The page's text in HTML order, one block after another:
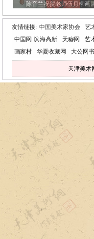
陈音兰祝贺老师伍月柳画
友情链接: 中国美术家协会 艺
中国网·滨海高新
天穆网 艺
画家村
华夏收藏网 大公网
天津美术